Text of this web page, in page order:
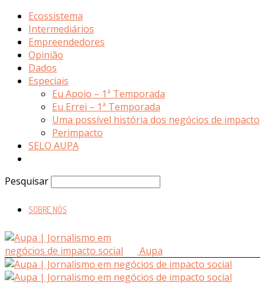
Ecossistema
Intermediários
Empreendedores
Opinião
Dados
Especiais
Eu Apoio – 1ª Temporada
Eu Errei – 1ª Temporada
Uma possível história dos negócios de impacto
Perimpacto
SELO AUPA
Pesquisar
SOBRE NÓS
Aupa